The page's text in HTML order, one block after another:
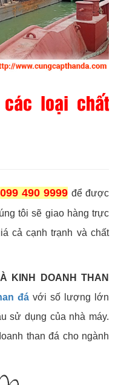
loại chất
099 490 9999 để được
tôi sẽ giao hàng trực
cả cạnh trạnh và chất
KINH DOANH THAN
đávới số lượng lớn
sử dụng của nhà máy.
than đá cho ngành